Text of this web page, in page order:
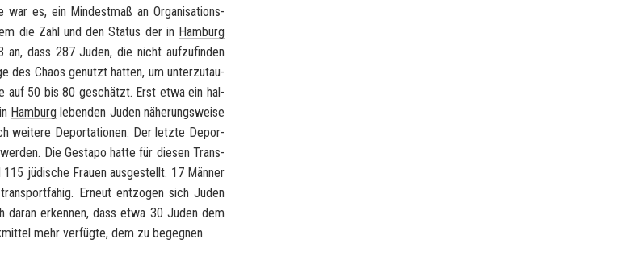
war es, ein Min­dest­maß an Or­ga­ni­sa­ti­ons­
die Zahl und den Sta­tus der in Ham­burg
an, dass 287 Juden, die nicht auf­zu­fin­den
des Chaos ge­nutzt hat­ten, um un­ter­zu­tau­
auf 50 bis 80 ge­schätzt. Erst etwa ein hal­
Ham­burg le­ben­den Juden nä­he­rungs­wei­se
wei­te­re De­por­ta­tio­nen. Der letz­te De­por­
Die Ge­sta­po hatte für die­sen Trans­
jü­di­sche Frau­en aus­ge­stellt. 17 Män­ner
Er­neut ent­zo­gen sich Juden
er­ken­nen, dass etwa 30 Juden dem
mehr ver­füg­te, dem zu be­geg­nen.